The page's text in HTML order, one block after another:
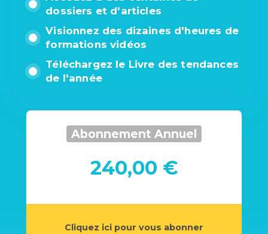
dossiers et d'articles
Visionnez des dizaines d'heures de
formations vidéos
Téléchargez le Livre des tendances
de l'année
Abonnement Annuel
240,00 €
Cliquez ici pour vous abonner